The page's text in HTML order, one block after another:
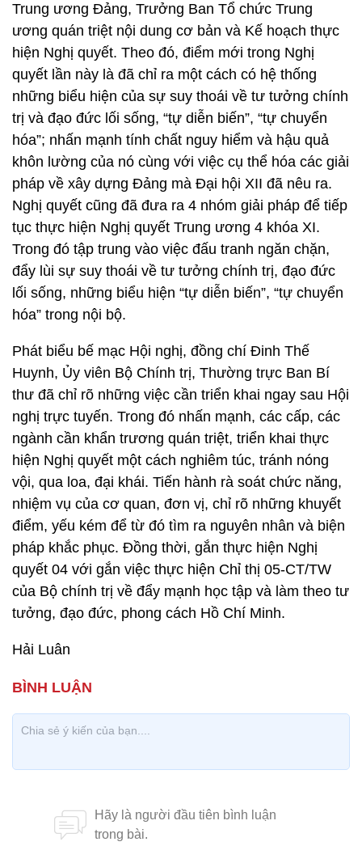
Trung ương Đảng, Trưởng Ban Tổ chức Trung
ương quán triệt nội dung cơ bản và Kế hoạch thực
hiện Nghị quyết. Theo đó, điểm mới trong Nghị
quyết lần này là đã chỉ ra một cách có hệ thống
những biểu hiện của sự suy thoái về tư tưởng chính
trị và đạo đức lối sống, “tự diễn biến”, “tự chuyển
hóa”; nhấn mạnh tính chất nguy hiểm và hậu quả
khôn lường của nó cùng với việc cụ thể hóa các giải
pháp về xây dựng Đảng mà Đại hội XII đã nêu ra.
Nghị quyết cũng đã đưa ra 4 nhóm giải pháp để tiếp
tục thực hiện Nghị quyết Trung ương 4 khóa XI.
Trong đó tập trung vào việc đấu tranh ngăn chặn,
đẩy lùi sự suy thoái về tư tưởng chính trị, đạo đức
lối sống, những biểu hiện “tự diễn biến”, “tự chuyển
hóa” trong nội bộ.
Phát biểu bế mạc Hội nghị, đồng chí Đinh Thế
Huynh, Ủy viên Bộ Chính trị, Thường trực Ban Bí
thư đã chỉ rõ những việc cần triển khai ngay sau Hội
nghị trực tuyến. Trong đó nhấn mạnh, các cấp, các
ngành cần khẩn trương quán triệt, triển khai thực
hiện Nghị quyết một cách nghiêm túc, tránh nóng
vội, qua loa, đại khái. Tiến hành rà soát chức năng,
nhiệm vụ của cơ quan, đơn vị, chỉ rõ những khuyết
điểm, yếu kém để từ đó tìm ra nguyên nhân và biện
pháp khắc phục. Đồng thời, gắn thực hiện Nghị
quyết 04 với gắn việc thực hiện Chỉ thị 05-CT/TW
của Bộ chính trị về đẩy mạnh học tập và làm theo tư
tưởng, đạo đức, phong cách Hồ Chí Minh.
Hải Luân